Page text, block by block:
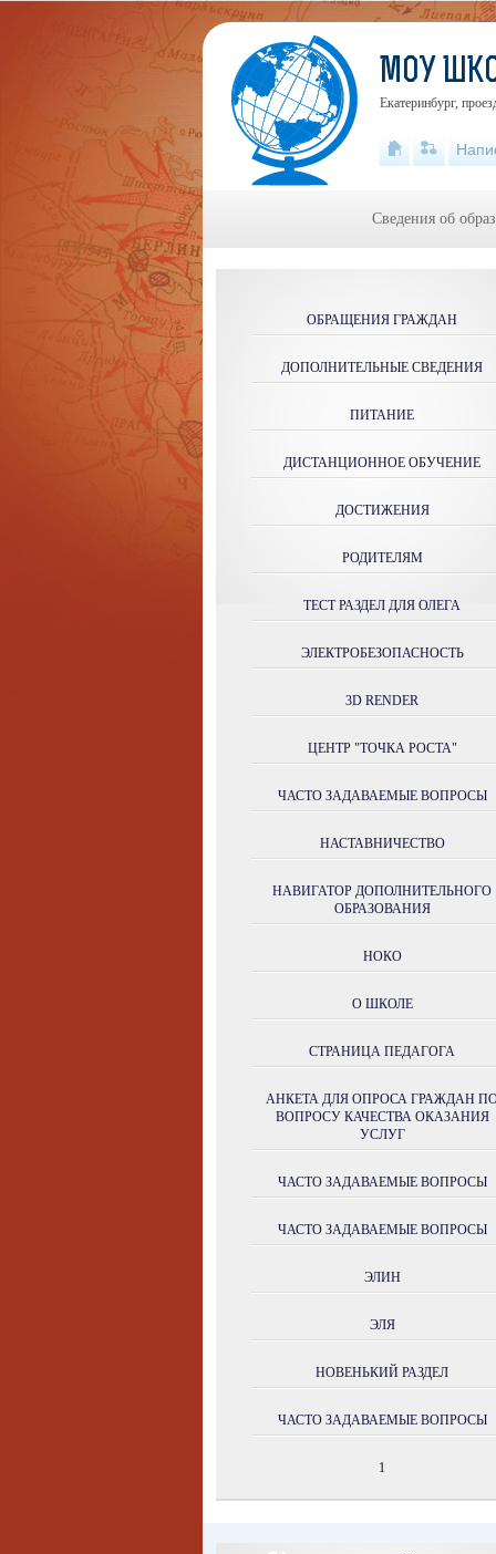
ОБРАЩЕНИЯ ГРАЖДАН
ДОПОЛНИТЕЛЬНЫЕ СВЕДЕНИЯ
ПИТАНИЕ
ДИСТАНЦИОННОЕ ОБУЧЕНИЕ
ДОСТИЖЕНИЯ
РОДИТЕЛЯМ
ТЕСТ РАЗДЕЛ ДЛЯ ОЛЕГА
ЭЛЕКТРОБЕЗОПАСНОСТЬ
3D RENDER
ЦЕНТР "ТОЧКА РОСТА"
ЧАСТО ЗАДАВАЕМЫЕ ВОПРОСЫ
НАСТАВНИЧЕСТВО
НАВИГАТОР ДОПОЛНИТЕЛЬНОГО
ОБРАЗОВАНИЯ
НОКО
О ШКОЛЕ
СТРАНИЦА ПЕДАГОГА
АНКЕТА ДЛЯ ОПРОСА ГРАЖДАН
ВОПРОСУ КАЧЕСТВА ОКАЗАНИЯ
УСЛУГ
ЧАСТО ЗАДАВАЕМЫЕ ВОПРОСЫ
ЧАСТО ЗАДАВАЕМЫЕ ВОПРОСЫ
ЭЛИН
ЭЛЯ
НОВЕНЬКИЙ РАЗДЕЛ
ЧАСТО ЗАДАВАЕМЫЕ ВОПРОСЫ
1
МОУ
Екатеринбург,
Сведения об